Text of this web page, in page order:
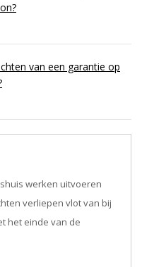
van een garantie op
werken uitvoeren
verliepen vlot van bij
het einde van de